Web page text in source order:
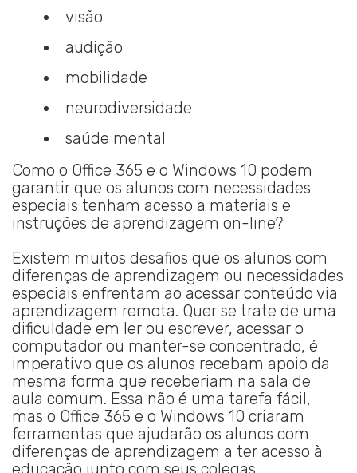
visão
audição
mobilidade
neurodiversidade
saúde mental
Como o Office 365 e o Windows 10 podem
garantir que os alunos com necessidades
especiais tenham acesso a materiais e
instruções de aprendizagem on-line?
Existem muitos desafios que os alunos com
diferenças de aprendizagem ou necessidades
especiais enfrentam ao acessar conteúdo via
aprendizagem remota. Quer se trate de uma
dificuldade em ler ou escrever, acessar o
computador ou manter-se concentrado, é
imperativo que os alunos recebam apoio da
mesma forma que receberiam na sala de
aula comum. Essa não é uma tarefa fácil,
mas o Office 365 e o Windows 10 criaram
ferramentas que ajudarão os alunos com
diferenças de aprendizagem a ter acesso à
educação junto com seus colegas.